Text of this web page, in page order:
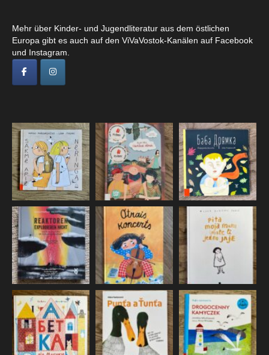
Mehr über Kinder- und Jugendliteratur aus dem östlichen
Europa gibt es auch auf den ViVaVostok-Kanälen auf Facebook
und Instagram.